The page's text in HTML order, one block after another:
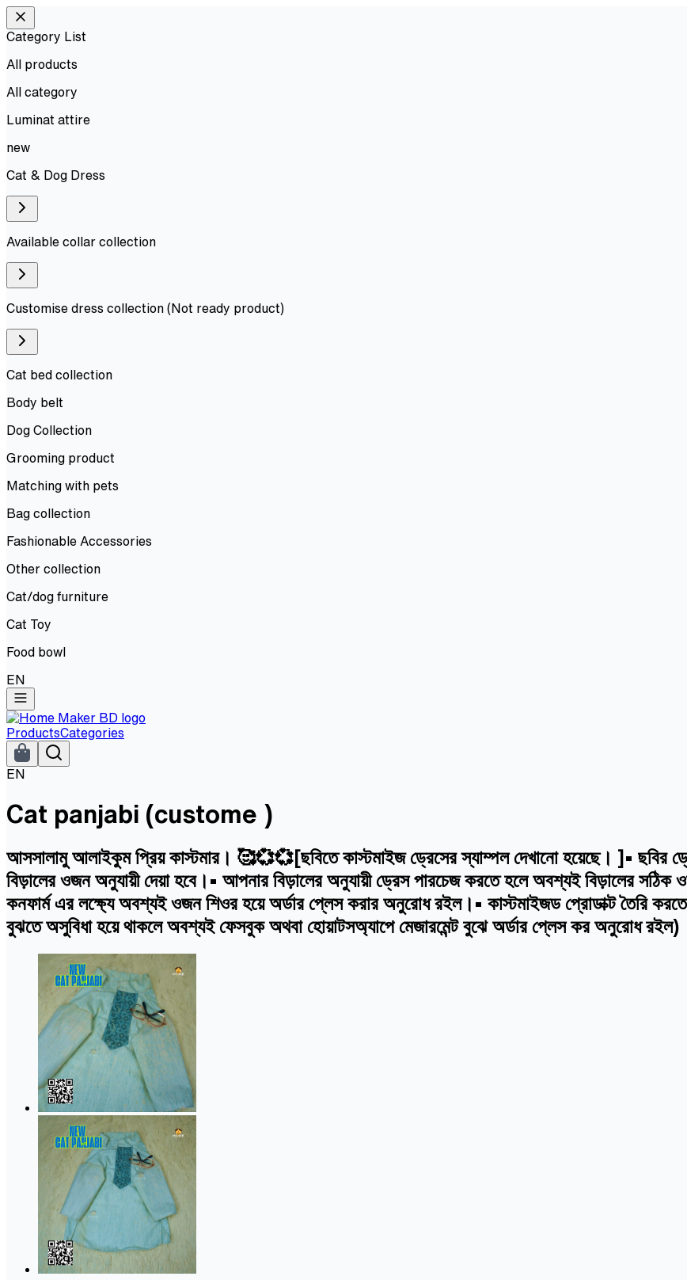
Category List
All products
All category
Luminat attire
new
Cat & Dog Dress
Available collar collection
Customise dress collection (Not ready product)
Cat bed collection
Body belt
Dog Collection
Grooming product
Matching with pets
Bag collection
Fashionable Accessories
Other collection
Cat/dog furniture
Cat Toy
Food bowl
EN
ProductsCategories
EN
Cat panjabi (custome )
আসসালামু আলাইকুম প্রিয় কাস্টমার। 🥰💞💞[ছবিতে কাস্টমাইজ ড্রেসের স্যাম্পল দেখানো হয়েছে। ]• ছবির
বিড়ালের ওজন অনুযায়ী দেয়া হবে।• আপনার বিড়ালের অনুযায়ী ড্রেস পারচেজ করতে হলে অবশ্যই বিড়ালের
কনফার্ম এর লক্ষ্যে অবশ্যই ওজন শিওর হয়ে অর্ডার প্লেস করার অনুরোধ রইল।• কাস্টমাইজড প্রোডাক্ট তৈরি
বুঝতে অসুবিধা হয়ে থাকলে অবশ্যই ফেসবুক অথবা হোয়াটসঅ্যাপে মেজারমেন্ট বুঝে অর্ডার প্লেস কর অনুরোধ রইল)